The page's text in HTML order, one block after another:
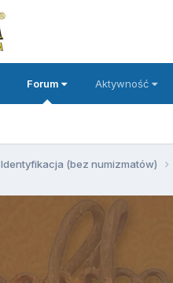
Forum Aktywność
Identyfikacja (bez numizmatów)